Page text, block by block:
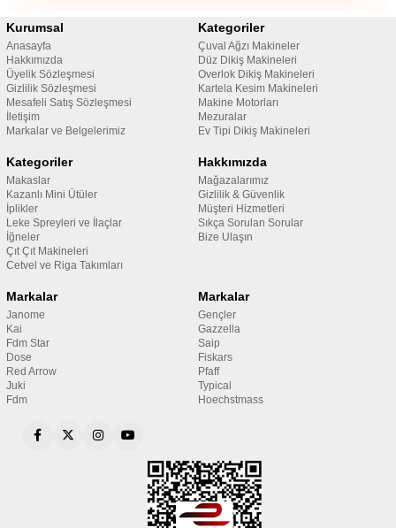
Kurumsal
Anasayfa
Hakkımızda
Üyelik Sözleşmesi
Gizlilik Sözleşmesi
Mesafeli Satış Sözleşmesi
İletişim
Markalar ve Belgelerimiz
Kategoriler
Çuval Ağzı Makineler
Düz Dikiş Makineleri
Overlok Dikiş Makineleri
Kartela Kesim Makineleri
Makine Motorları
Mezuralar
Ev Tipi Dikiş Makineleri
Kategoriler
Makaslar
Kazanlı Mini Ütüler
İplikler
Leke Spreyleri ve İlaçlar
İğneler
Çıt Çıt Makineleri
Cetvel ve Riga Takımları
Hakkımızda
Mağazalarımız
Gizlilik & Güvenlik
Müşteri Hizmetleri
Sıkça Sorulan Sorular
Bize Ulaşın
Markalar
Janome
Kai
Fdm Star
Dose
Red Arrow
Juki
Fdm
Markalar
Gençler
Gazzella
Saip
Fiskars
Pfaff
Typical
Hoechstmass